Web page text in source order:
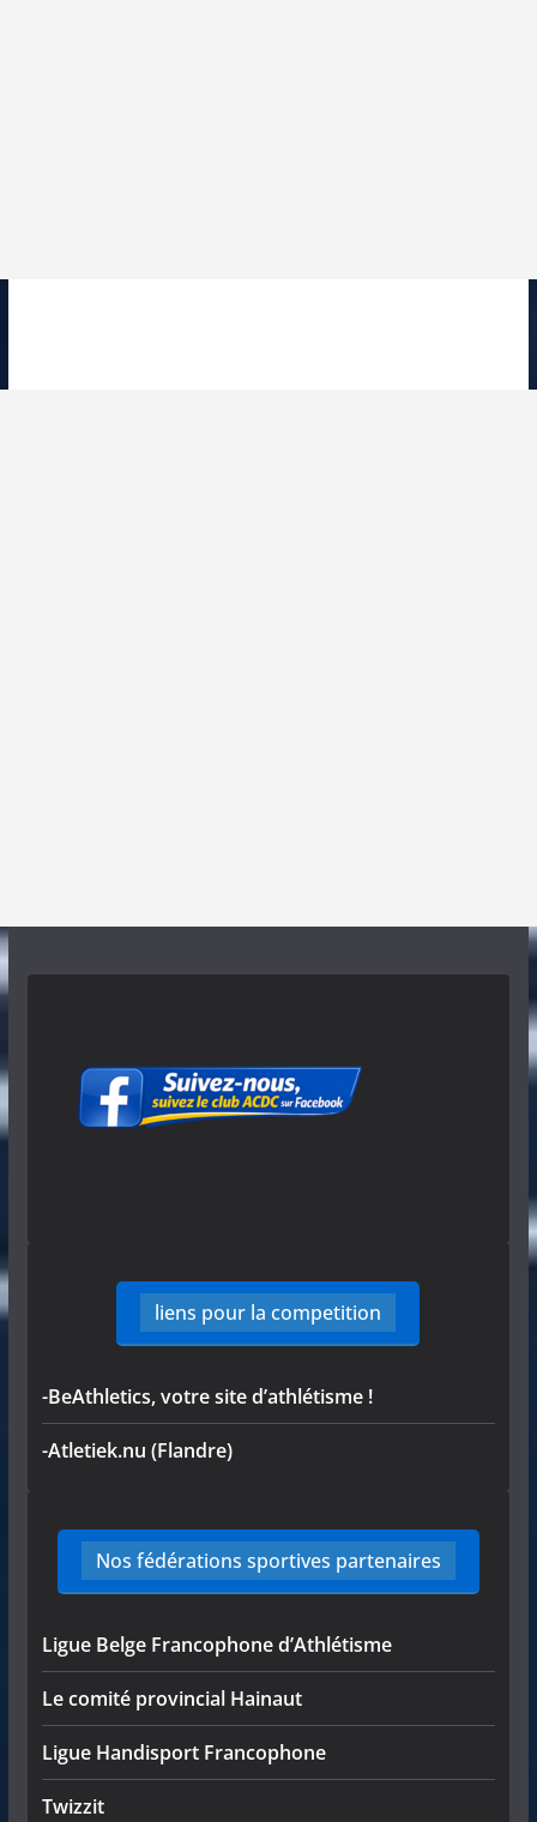
liens pour la competition
-BeAthletics, votre site d’athlétisme !
-Atletiek.nu (Flandre)
Nos fédérations sportives partenaires
Ligue Belge Francophone d’Athlétisme
Le comité provincial Hainaut
Ligue Handisport Francophone
Twizzit